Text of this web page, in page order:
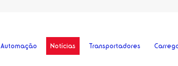
Automação Notícias Transportadores